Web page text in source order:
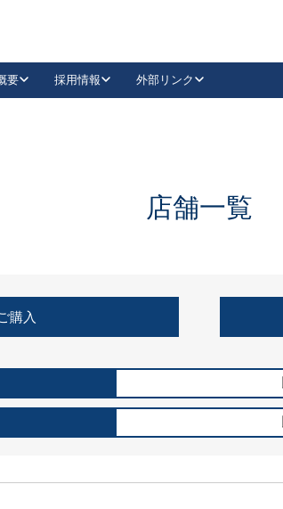
抗ウイルス・抗菌製品
要 採用情報 外部リンク
LinkedIn
住宅使用部材標準化推進協議会
店舗一覧
購入